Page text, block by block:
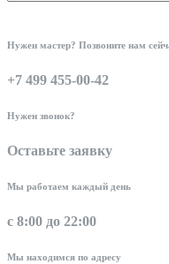
Нужен мастер? Позвоните нам
+7 499 455-00-42
Нужен звонок?
Оставьте заявку
Мы работаем каждый день
с 8:00 до 22:00
Мы находимся по адресу